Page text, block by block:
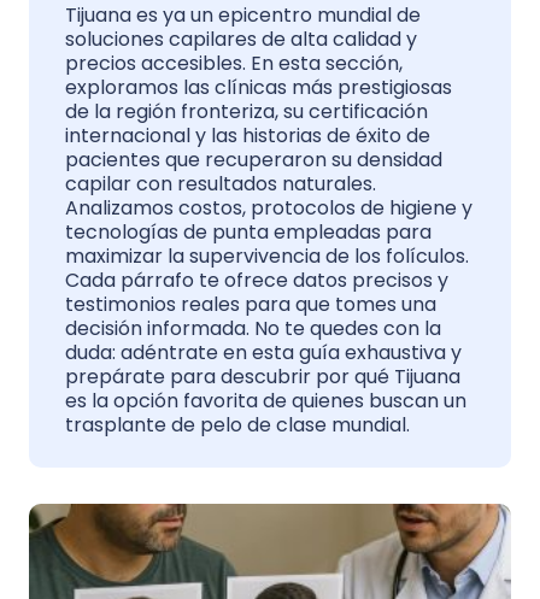
Tijuana es ya un epicentro mundial de
soluciones capilares de alta calidad y
precios accesibles. En esta sección,
exploramos las clínicas más prestigiosas
de la región fronteriza, su certificación
internacional y las historias de éxito de
pacientes que recuperaron su densidad
capilar con resultados naturales.
Analizamos costos, protocolos de higiene y
tecnologías de punta empleadas para
maximizar la supervivencia de los folículos.
Cada párrafo te ofrece datos precisos y
testimonios reales para que tomes una
decisión informada. No te quedes con la
duda: adéntrate en esta guía exhaustiva y
prepárate para descubrir por qué Tijuana
es la opción favorita de quienes buscan un
trasplante de pelo de clase mundial.